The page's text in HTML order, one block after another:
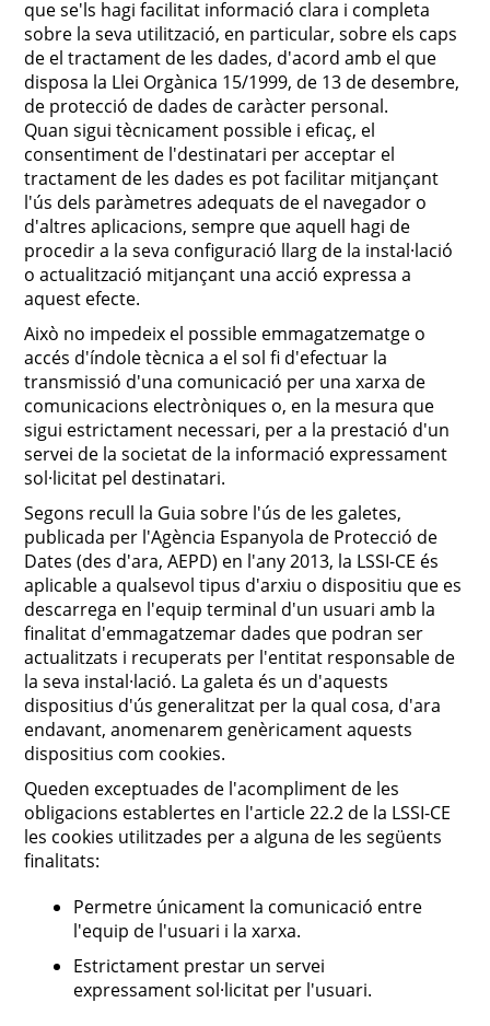
que se'ls hagi facilitat informació clara i completa
sobre la seva utilització, en particular, sobre els caps
de el tractament de les dades, d'acord amb el que
disposa la Llei Orgànica 15/1999, de 13 de desembre,
de protecció de dades de caràcter personal.
Quan sigui tècnicament possible i eficaç, el
consentiment de l'destinatari per acceptar el
tractament de les dades es pot facilitar mitjançant
l'ús dels paràmetres adequats de el navegador o
d'altres aplicacions, sempre que aquell hagi de
procedir a la seva configuració llarg de la instal·lació
o actualització mitjançant una acció expressa a
aquest efecte.
Això no impedeix el possible emmagatzematge o
accés d'índole tècnica a el sol fi d'efectuar la
transmissió d'una comunicació per una xarxa de
comunicacions electròniques o, en la mesura que
sigui estrictament necessari, per a la prestació d'un
servei de la societat de la informació expressament
sol·licitat pel destinatari.
Segons recull la Guia sobre l'ús de les galetes,
publicada per l'Agència Espanyola de Protecció de
Dates (des d'ara, AEPD) en l'any 2013, la LSSI-CE és
aplicable a qualsevol tipus d'arxiu o dispositiu que es
descarrega en l'equip terminal d'un usuari amb la
finalitat d'emmagatzemar dades que podran ser
actualitzats i recuperats per l'entitat responsable de
la seva instal·lació. La galeta és un d'aquests
dispositius d'ús generalitzat per la qual cosa, d'ara
endavant, anomenarem genèricament aquests
dispositius com cookies.
Queden exceptuades de l'acompliment de les
obligacions establertes en l'article 22.2 de la LSSI-CE
les cookies utilitzades per a alguna de les següents
finalitats:
Permetre únicament la comunicació entre
l'equip de l'usuari i la xarxa.
Estrictament prestar un servei
expressament sol·licitat per l'usuari.